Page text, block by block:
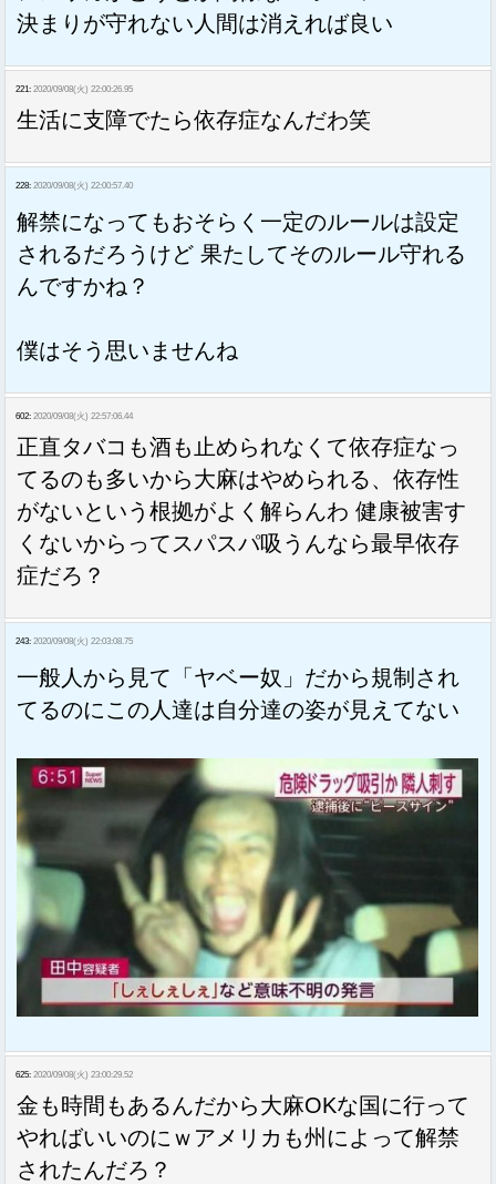
決まりが守れない人間は消えれば良い
221: 2020/09/08(火) 22:00:26.95
生活に支障でたら依存症なんだわ笑
228: 2020/09/08(火) 22:00:57.40
解禁になってもおそらく一定のルールは設定
されるだろうけど 果たしてそのルール守れる
んですかね？
僕はそう思いませんね
602: 2020/09/08(火) 22:57:06.44
正直タバコも酒も止められなくて依存症なっ
てるのも多いから大麻はやめられる、依存性
がないという根拠がよく解らんわ 健康被害す
くないからってスパスパ吸うんなら最早依存
症だろ？
243: 2020/09/08(火) 22:03:08.75
一般人から見て「ヤベー奴」だから規制され
てるのにこの人達は自分達の姿が見えてない
625: 2020/09/08(火) 23:00:29.52
金も時間もあるんだから大麻OKな国に行って
やればいいのにｗアメリカも州によって解禁
されたんだろ？